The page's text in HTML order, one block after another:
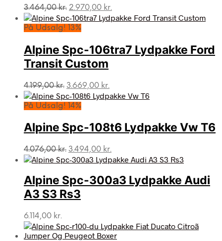
3.464,00kr. Den
oprindelige
pris
3.464,00 kr..
2.970,00 kr.
aktuelle
2.970,00 kr..
På Udsalg! 13%
Alpine Spc-106tra7 Lydpakke Ford
Transit Custom
4.199,00kr. Den
oprindelige
pris
4.199,00 kr..
3.669,00 kr.
aktuelle
3.669,00 kr..
På Udsalg! 14%
Alpine Spc-108t6 Lydpakke Vw T6
4.076,00kr. Den
oprindelige
var:
4.076,00 kr..
3.494,00 kr.
aktuelle
er:
3.494,00 kr..
Alpine Spc-300a3 Lydpakke Audi
A3 S3 Rs3
6.114,00 kr.